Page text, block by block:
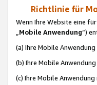
Richtlinie für
Wenn Ihre Website eine
„Mobile Anwendung“)
(a) Ihre Mobile
(b) Ihre Mobile
(c) Ihre Mobile